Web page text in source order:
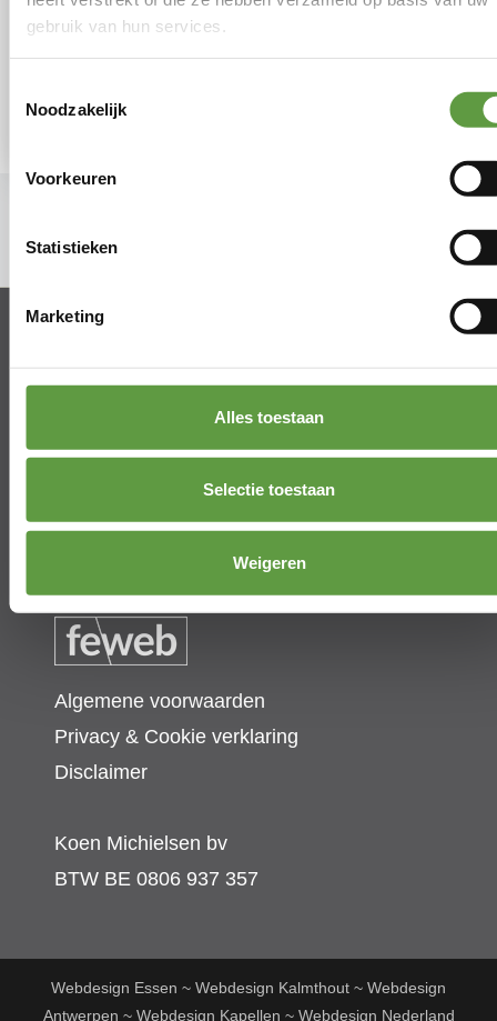
gebruik van hun services.
Noodzakelijk
Voorkeuren
Statistieken
Marketing
Alles toestaan
Selectie toestaan
Weigeren
Beliestraat 51
2910 Essen (België)
Tel.+32(0)473 89 10 01
info@koenmichielsen.be
Algemene voorwaarden
Privacy & Cookie verklaring
Disclaimer
Koen Michielsen bv
BTW BE0806 937 357
Webdesign Essen ~ Webdesign Kalmthout ~ Webdesign
Antwerpen ~ Webdesign Kapellen ~ Webdesign Nederland